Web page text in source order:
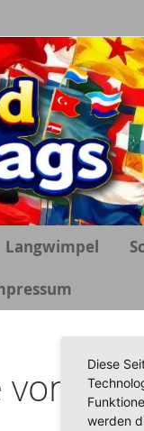
Langwimpel
von
Diese
werden